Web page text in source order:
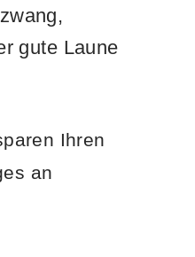
gute Laune
Ihren
an